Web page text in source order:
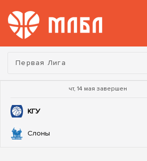
Турнир:
Первая Лига
чт, 14 мая завершен
КГУ
Слоны